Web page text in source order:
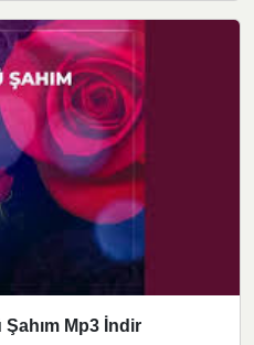
Mp3 İndir